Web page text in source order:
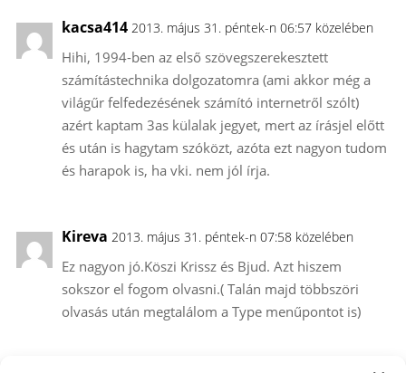
kacsa414 2013. május 31. péntek-n 06:57 közelében
Hihi, 1994-ben az első szövegszerekesztett
számítástechnika dolgozatomra (ami akkor még a
világűr felfedezésének számító internetről szólt)
azért kaptam 3as külalak jegyet, mert az írásjel előtt
és után is hagytam szóközt, azóta ezt nagyon tudom
és harapok is, ha vki. nem jól írja.
Kireva 2013. május 31. péntek-n 07:58 közelében
Ez nagyon jó.Köszi Krissz és Bjud. Azt hiszem
sokszor el fogom olvasni.( Talán majd többszöri
olvasás után megtalálom a Type menűpontot is)